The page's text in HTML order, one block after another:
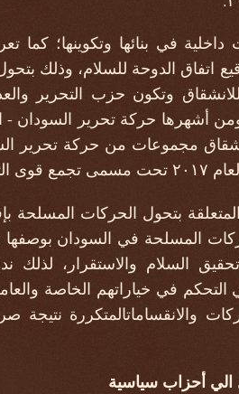
في بنائها وتكوينها؛ كما
لاختبارات عدة في العام ٢٠١١ عقب توقيع اتفاق الدوحة
وتكون حزب التحرير
أشهرها حركة تحرير السودان -
العام ٢٠١٥، ثم تلي ذلك انشقاق مجموعات من
بتحول الحركات المسلحة
المسلحة في السودان بوصفها
السلام والاستقرار، لذلك
في خياراتهم الخاصة
نتيجة
الي أحزاب سياسية